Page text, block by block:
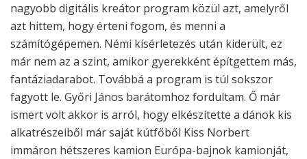
nagyobb digitális kreátor program közül azt, amelyről
azt hittem, hogy érteni fogom, és menni a
számítógépemen. Némi kísérletezés után kiderült, ez
már nem az a szint, amikor gyerekként építgettem más,
fantáziadarabot. Továbbá a program is túl sokszor
fagyott le. Győri János barátomhoz fordultam. Ő már
ismert volt akkor is arról, hogy elkészítette a dánok kis
alkatrészeiből már saját kútfőből Kiss Norbert
immáron hétszeres kamion Európa-bajnok kamionját,